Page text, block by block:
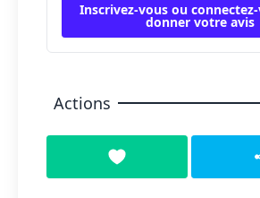
Inscrivez-vous ou
donner votre avis
Actions